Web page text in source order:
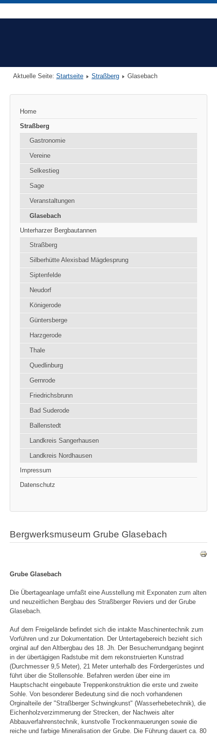
Aktuelle Seite: Startseite Straßberg Glasebach
Home
Straßberg
Gastronomie
Vereine
Selkestieg
Sage
Veranstaltungen
Glasebach
Unterharzer Bergbautannen
Straßberg
Silberhütte Alexisbad Mägdesprung
Siptenfelde
Neudorf
Königerode
Güntersberge
Harzgerode
Thale
Quedlinburg
Gernrode
Friedrichsbrunn
Bad Suderode
Ballenstedt
Landkreis Sangerhausen
Landkreis Nordhausen
Impressum
Datenschutz
Bergwerksmuseum Grube Glasebach
Grube Glasebach
Die Übertageanlage umfaßt eine Ausstellung mit Exponaten zum alten
und neuzeitlichen Bergbau des Straßberger Reviers und der Grube
Glasebach.
Auf dem Freigelände befindet sich die intakte Maschinentechnik zum
Vorführen und zur Dokumentation. Der Untertagebereich bezieht sich
orginal auf den Altbergbau des 18. Jh. Der Besucherrundgang beginnt
in der übertägigen Radstube mit dem rekonstruierten Kunstrad
(Durchmesser 9,5 Meter), 21 Meter unterhalb des Fördergerüstes und
führt über die Stollensohle. Befahren werden über eine im
Hauptschacht eingebaute Treppenkonstruktion die erste und zweite
Sohle. Von besonderer Bedeutung sind die noch vorhandenen
Orginalteile der "Straßberger Schwingkunst" (Wasserhebetechnik), die
Eichenholzverzimmerung der Strecken, der Nachweis alter
Abbauverfahrenstechnik, kunstvolle Trockenmauerungen sowie die
reiche und farbige Mineralisation der Grube. Die Führung dauert ca. 80